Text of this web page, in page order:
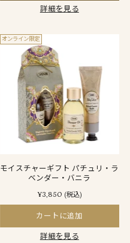
詳細を見る
オンライン限定
モイスチャーギフト パチュリ・ラ
ベンダー・バニラ
¥3,850 (税込)
カートに追加
詳細を見る